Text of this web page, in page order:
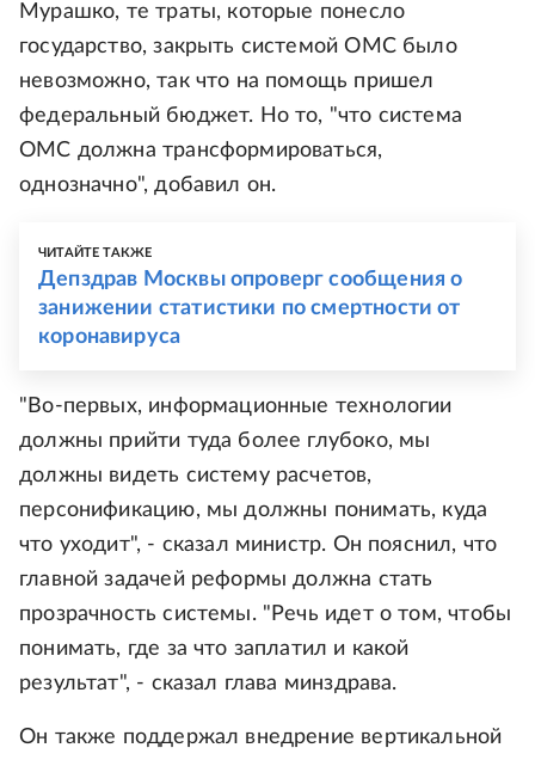
Мурашко, те траты, которые понесло
государство, закрыть системой ОМС было
невозможно, так что на помощь пришел
федеральный бюджет. Но то, "что система
ОМС должна трансформироваться,
однозначно", добавил он.
ЧИТАЙТЕ ТАКЖЕ
Депздрав Москвы опроверг сообщения о
занижении статистики по смертности от
коронавируса
"Во-первых, информационные технологии
должны прийти туда более глубоко, мы
должны видеть систему расчетов,
персонификацию, мы должны понимать, куда
что уходит", - сказал министр. Он пояснил, что
главной задачей реформы должна стать
прозрачность системы. "Речь идет о том, чтобы
понимать, где за что заплатил и какой
результат", - сказал глава минздрава.
Он также поддержал внедрение вертикальной